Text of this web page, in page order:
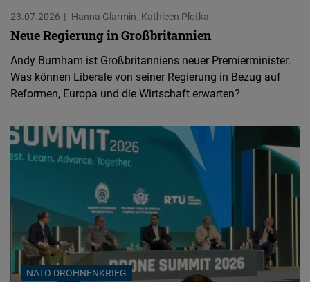
23.07.2026 Hanna Glarmin Kathleen Plotka
Neue Regierung in Großbritannien
Andy Burnham ist Großbritanniens neuer Premierminister.
Was können Liberale von seiner Regierung in Bezug auf
Reformen, Europa und die Wirtschaft erwarten?
NATO DROHNENKRIEG